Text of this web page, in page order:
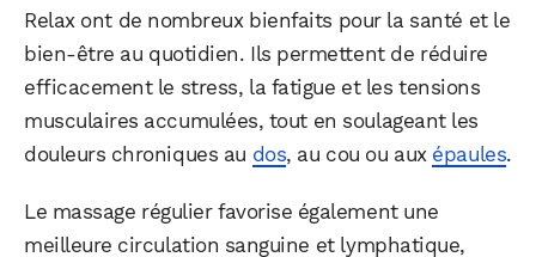
Relax ont de nombreux bienfaits pour la santé et le
bien-être au quotidien. Ils permettent de réduire
efficacement le stress, la fatigue et les tensions
musculaires accumulées, tout en soulageant les
douleurs chroniques au dos, au cou ou aux épaules.
Le massage régulier favorise également une
meilleure circulation sanguine et lymphatique,